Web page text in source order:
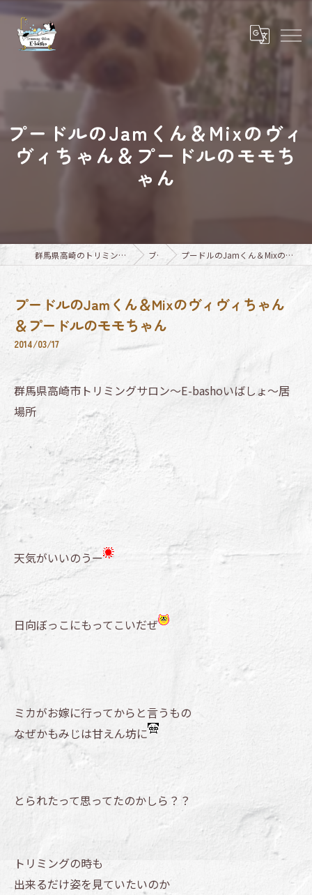
プードルのJamくん＆Mixのヴィ
ヴィちゃん＆プードルのモモち
ゃん
群馬県高崎のトリミングならTrimming Salon E-basho ブログ プードルのJamくん＆Mixのヴィヴィちゃん＆プードルのモモちゃん
プードルのJamくん＆Mixのヴィヴィちゃん
＆プードルのモモちゃん
2014/03/17
群馬県高崎市トリミングサロン～E-bashoいばしょ～居
場所
天気がいいのうー
日向ぼっこにもってこいだぜ
ミカがお嫁に行ってからと言うもの
なぜかもみじは甘えん坊に
とられたって思ってたのかしら？？
トリミングの時も
出来るだけ姿を見ていたいのか